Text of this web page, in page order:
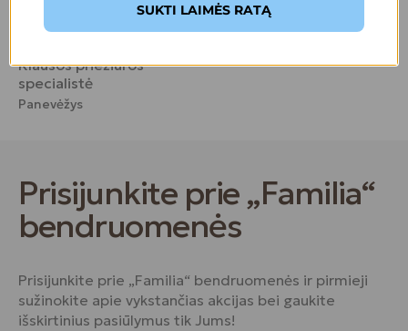
Samanta
Klausos priežiūros
specialistė
Panevėžys
Prisijunkite prie „Familia“
bendruomenės
Prisijunkite prie „Familia“ bendruomenės ir pirmieji
sužinokite apie vykstančias akcijas bei gaukite
išskirtinius pasiūlymus tik Jums!
SUKTI LAIMĖS RATĄ